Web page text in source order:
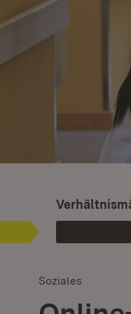
Soziales